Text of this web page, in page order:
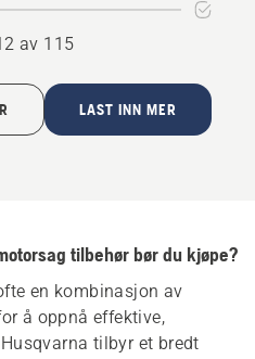
HN
Stort
av 115
LAST INN MER
tilbehør bør du kjøpe?
en kombinasjon av
å oppnå effektive,
tilbyr et bredt